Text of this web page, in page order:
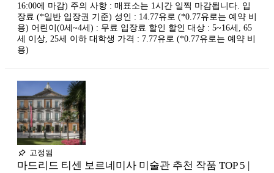
16:00에 마감) 주의 사항 : 매표소는 1시간 일찍 마감됩니다. 입
장료 (*일반 입장권 기준) 성인 : 14.77유로 (*0.77유로는 예약 비
용) 어린이(0세~4세) : 무료 입장료 할인 할인 대상 : 5~16세, 65
세 이상, 25세 이하 대학생 가격 : 7.77유로 (*0.77유로는 예약 비
용)
고정됨
마드리드 티센 보르네미사 미술관 추천 작품 TOP 5 |